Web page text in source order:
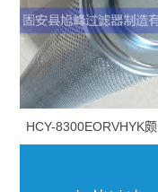
HCY-8300EORVHYK